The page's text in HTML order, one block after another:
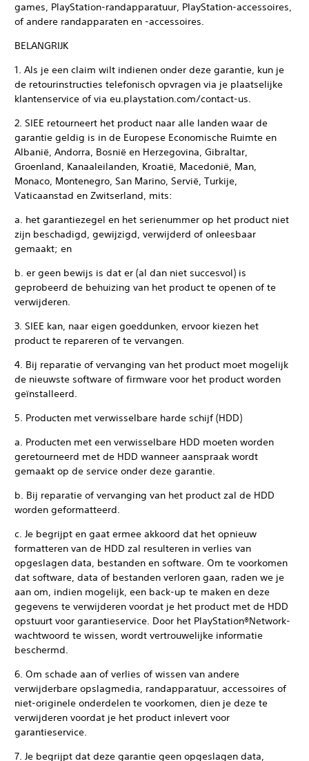
games, PlayStation-randapparatuur, PlayStation-accessoires,
of andere randapparaten en -accessoires.
BELANGRIJK
1. Als je een claim wilt indienen onder deze garantie, kun je
de retourinstructies telefonisch opvragen via je plaatselijke
klantenservice of via eu.playstation.com/contact-us.
2. SIEE retourneert het product naar alle landen waar de
garantie geldig is in de Europese Economische Ruimte en
Albanië, Andorra, Bosnië en Herzegovina, Gibraltar,
Groenland, Kanaaleilanden, Kroatië, Macedonië, Man,
Monaco, Montenegro, San Marino, Servië, Turkije,
Vaticaanstad en Zwitserland, mits:
a. het garantiezegel en het serienummer op het product niet
zijn beschadigd, gewijzigd, verwijderd of onleesbaar
gemaakt; en
b. er geen bewijs is dat er (al dan niet succesvol) is
geprobeerd de behuizing van het product te openen of te
verwijderen.
3. SIEE kan, naar eigen goeddunken, ervoor kiezen het
product te repareren of te vervangen.
4. Bij reparatie of vervanging van het product moet mogelijk
de nieuwste software of firmware voor het product worden
geïnstalleerd.
5. Producten met verwisselbare harde schijf (HDD)
a. Producten met een verwisselbare HDD moeten worden
geretourneerd met de HDD wanneer aanspraak wordt
gemaakt op de service onder deze garantie.
b. Bij reparatie of vervanging van het product zal de HDD
worden geformatteerd.
c. Je begrijpt en gaat ermee akkoord dat het opnieuw
formatteren van de HDD zal resulteren in verlies van
opgeslagen data, bestanden en software. Om te voorkomen
dat software, data of bestanden verloren gaan, raden we je
aan om, indien mogelijk, een back-up te maken en deze
gegevens te verwijderen voordat je het product met de HDD
opstuurt voor garantieservice. Door het PlayStation®Network-
wachtwoord te wissen, wordt vertrouwelijke informatie
beschermd.
6. Om schade aan of verlies of wissen van andere
verwijderbare opslagmedia, randapparatuur, accessoires of
niet-originele onderdelen te voorkomen, dien je deze te
verwijderen voordat je het product inlevert voor
garantieservice.
7. Je begrijpt dat deze garantie geen opgeslagen data,